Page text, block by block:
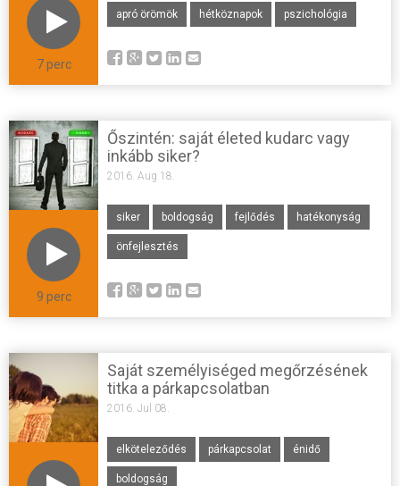
7 perc
apró örömök hétköznapok pszichológia
9 perc
Őszintén: saját életed kudarc vagy
inkább siker?
2016. Aug 18.
siker boldogság fejlődés hatékonyság
önfejlesztés
Saját személyiséged megőrzésének
titka a párkapcsolatban
2016. Jul 08.
elköteleződés párkapcsolat énidő
boldogság